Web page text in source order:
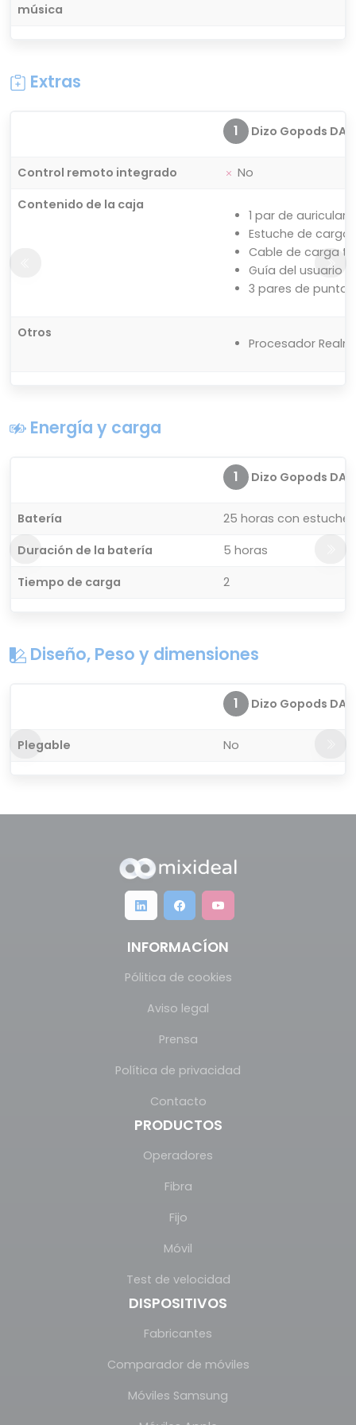
música
Extras
1 Dizo Gopods
Control remoto integrado
No
Contenido de la caja
1 par de
Estuche de carga
Cable de carga
Guía del usuario
3 pares de
Otros
Procesador
Energía y carga
1 Dizo Gopods
Batería
25 horas con
Duración de la batería
5 horas
Tiempo de carga
2
Diseño, Peso y dimensiones
1 Dizo Gopods
Plegable No
INFORMACÍON
Pólitica de cookies
Aviso legal
Prensa
Política de privacidad
Contacto
PRODUCTOS
Operadores
Fibra
Fijo
Móvil
Test de velocidad
DISPOSITIVOS
Fabricantes
Comparador de móviles
Móviles Samsung